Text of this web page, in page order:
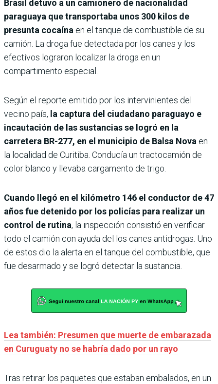
Brasil detuvo a un camionero de nacionalidad
paraguaya que transportaba unos 300 kilos de
presunta cocaína en el tanque de combustible de su
camión. La droga fue detectada por los canes y los
efectivos lograron localizar la droga en un
compartimento especial.
Según el reporte emitido por los intervinientes del
vecino país, la captura del ciudadano paraguayo e
incautación de las sustancias se logró en la
carretera BR-277, en el municipio de Balsa Nova en
la localidad de Curitiba. Conducía un tractocamión de
color blanco y llevaba cargamento de trigo.
Cuando llegó en el kilómetro 146 el conductor de 47
años fue detenido por los policías para realizar un
control de rutina, la inspección consistió en verificar
todo el camión con ayuda del los canes antidrogas. Uno
de estos dio la alerta en el tanque del combustible, que
fue desarmado y se logró detectar la sustancia.
Lea también: Presumen que muerte de embarazada
en Curuguaty no se habría dado por un rayo
Tras retirar los paquetes que estaban embalados, en un